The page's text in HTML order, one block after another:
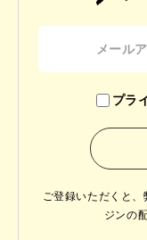
プラ
ご登録いただくと、
ジンの